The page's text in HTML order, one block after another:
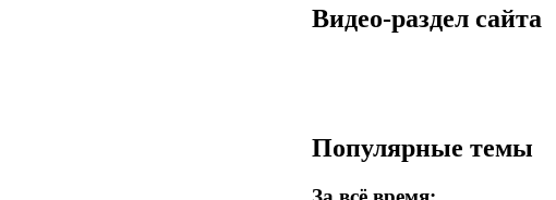
Видео-раздел сайта
Популярные темы